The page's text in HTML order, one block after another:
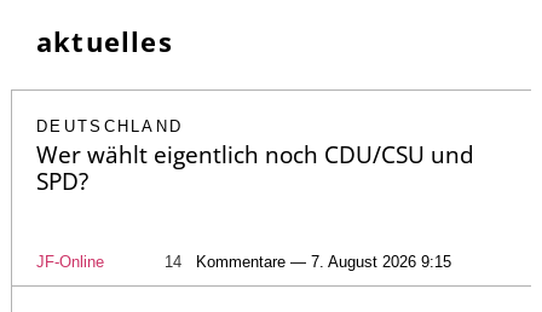
aktuelles
DEUTSCHLAND
Wer wählt eigentlich noch CDU/CSU und
SPD?
JF-Online 14 Kommentare — 7. August 2026 9:15